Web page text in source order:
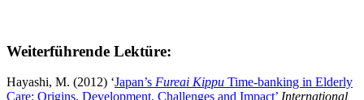
Weiterführende Lektüre:
Hayashi, M. (2012) ‘Japan’s Fureai Kippu Time-banking in Elderly
Care: Origins, Development, Challenges and Impact’ International